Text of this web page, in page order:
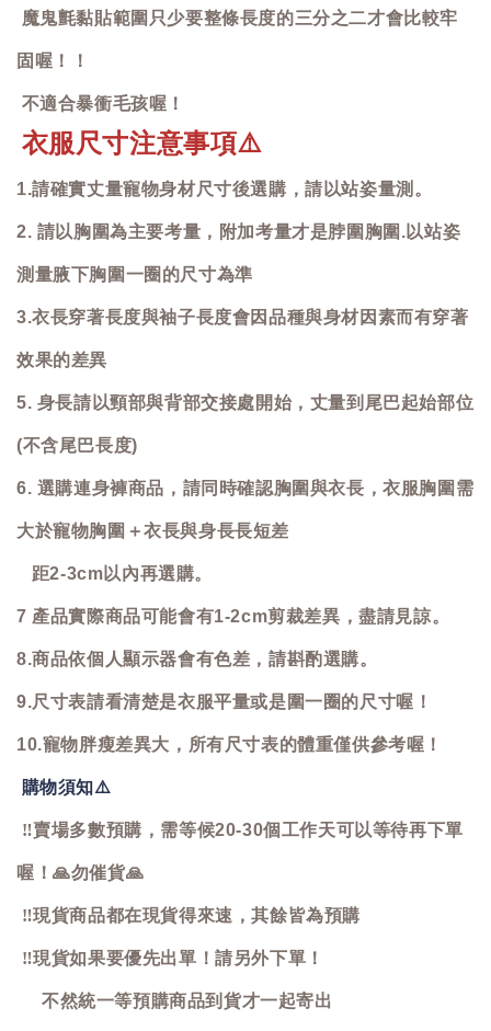
魔鬼氈黏貼範圍只少要整條長度的三分之二才會比較牢
固喔！！
不適合暴衝毛孩喔！
衣服尺寸注意事項⚠️
1.請確實丈量寵物身材尺寸後選購，請以站姿量測。
2. 請以胸圍為主要考量，附加考量才是脖圍胸圍.以站姿
測量腋下胸圍一圈的尺寸為準
3.衣長穿著長度與袖子長度會因品種與身材因素而有穿著
效果的差異
5. 身長請以頸部與背部交接處開始，丈量到尾巴起始部位
(不含尾巴長度)
6. 選購連身褲商品，請同時確認胸圍與衣長，衣服胸圍需
大於寵物胸圍＋衣長與身長長短差
距2-3cm以內再選購。
7 產品實際商品可能會有1-2cm剪裁差異，盡請見諒。
8.商品依個人顯示器會有色差，請斟酌選購。
9.尺寸表請看清楚是衣服平量或是圍一圈的尺寸喔！
10.寵物胖瘦差異大，所有尺寸表的體重僅供參考喔！
購物須知⚠️
‼️賣場多數預購，需等候20-30個工作天可以等待再下單
喔！🙏勿催貨🙏
‼️現貨商品都在現貨得來速，其餘皆為預購
‼️現貨如果要優先出單！請另外下單！
不然統一等預購商品到貨才一起寄出